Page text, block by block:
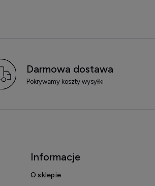
Darmowa dostawa
Pokrywamy koszty wysyłki
Informacje
O sklepie